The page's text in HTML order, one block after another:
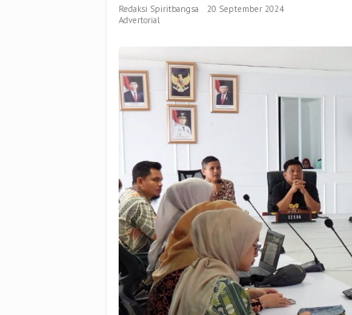
Meeting
Provinsi
Riau
Redaksi Spiritbangsa
20 September 2024
Advertorial